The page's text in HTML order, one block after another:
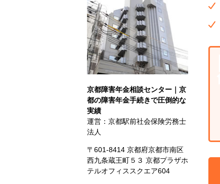
京都障害年金相談センター｜京
都の障害年金手続きで圧倒的な
実績
運営：京都駅前社会保険労務士
法人
〒601-8414 京都府京都市南区
西九条蔵王町５３ 京都プラザホ
テルオフィススクエア604